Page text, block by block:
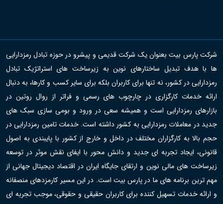
شرکت پارس بیت بعنوان یک شرکت قدیمی و پیشرو در حوزه تبادل رمزدارایی
ها با هدف تبدیل ساختارهای نوین به زیرساخت های استراتژیک تبادل
رمزدارایی در کشور، نه تنها برای کاربران بلکه برای سایر کسب و کارها، به دنبال
ارائه خدمات کارگزاری در چارچوب های رسمی و فراتر از روال روتین در
بازارهای رمزدارایی است و همیشه سعی در ورود و بومی سازی سبک های
جدید در معاملات رمزدارایی به کشور داشته است. خدمات تامین رمزدارایی در
حجم بالا به کارگزاران مختلف در داخل و خارج از کشور با پایبندی به اصول
قانونی، ایجاد تجربه ای جدید و دانش محور با ایفای نقش موثر در توسعه
زیرساخت های مالی نوین و ارتقای جایگاه ایران در اقتصاد دیجیتال جهانی از
مهم ترین برنامه های ما در پارس بیت است. در این مسیر کارمزدهای منصفانه
و ارائه خدمات تسهیل کننده برای کاربران حقیقی و حقوقی، موجب تجربه ای